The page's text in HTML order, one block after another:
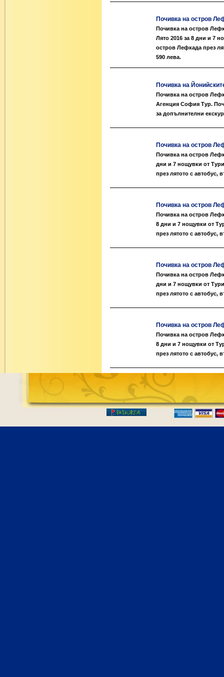
Почивка на остров
Почивка на остров
Лято 2016 за 8 дни и 7
остров Лефкада през
590 лева.
Почивка на
Почивка на остров
Агенция София Тур.
за допълнителни
Почивка на остров
Почивка на остров
дни и 7 нощувки от
през лятото с автобус,
Почивка на остров
Почивка на остров
8 дни и 7 нощувки от
през лятото с автобус,
Почивка на остров
Почивка на остров
дни и 7 нощувки от
през лятото с автобус,
Почивка на остров
Почивка на остров
8 дни и 7 нощувки от
през лятото с автобус,